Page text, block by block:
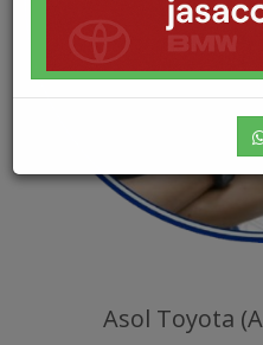
Asol Toyota